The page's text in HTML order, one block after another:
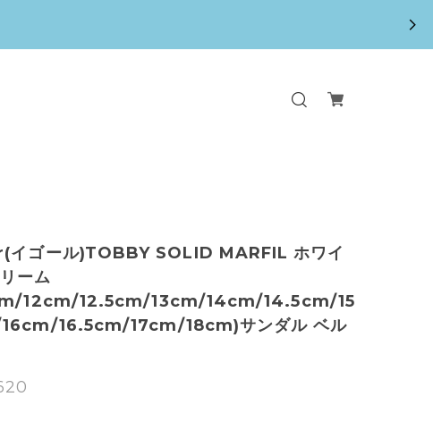
ゴール)TOBBY SOLID MARFIL ホワイ
ーム
12cm/12.5cm/13cm/14cm/14.5cm/15
16.5cm/17cm/18cm)サンダル ベル